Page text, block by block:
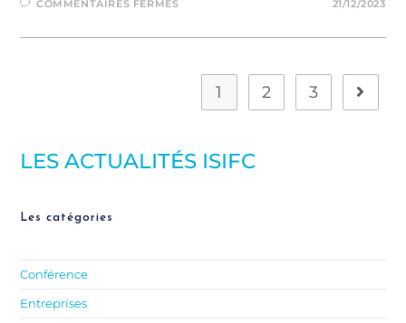
COMMENTAIRES FERMÉS 21/12/2023
1 2 3
LES ACTUALITÉS ISIFC
Les catégories
Conférence
Entreprises